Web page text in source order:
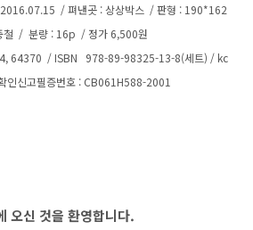
/ 펴낸곳 : 상상박스 / 판형 : 190*162
철 / 분량 : 16p / 정가 6,500원
64370 / ISBN 978-89-98325-13-8(세트) /kc
인신고필증번호 : CB061H588-2001
오신 것을 환영합니다.